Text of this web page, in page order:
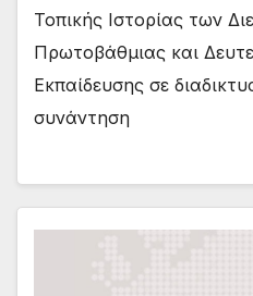
Τοπικής Ιστορίας των
Πρωτοβάθμιας και
Εκπαίδευσης σε
συνάντηση